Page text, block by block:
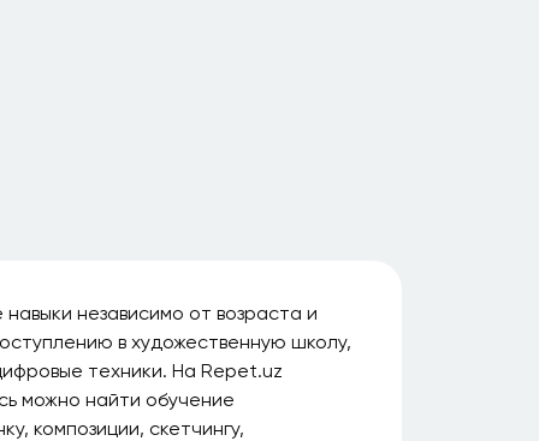
независимо от возраста и
в художественную школу,
техники. На Repet.uz
можно найти обучение
композиции, скетчингу,